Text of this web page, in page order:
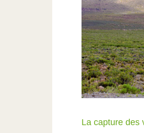
La capture des